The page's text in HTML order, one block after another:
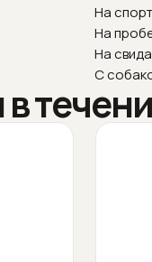
На спорт
На
На
С